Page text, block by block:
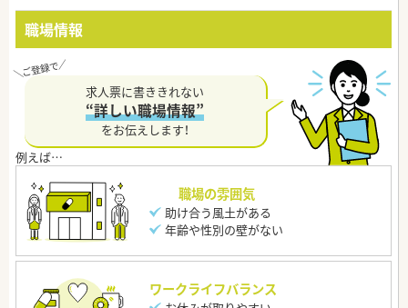
職場情報
求人票に書ききれない
“詳しい職場情報”
をお伝えします！
職場の雰囲気
助け合う風土がある
年齢や性別の壁がない
ワークライフバランス